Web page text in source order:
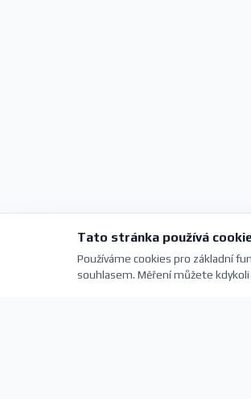
Tato stránka používá
Používáme cookies pro základní
souhlasem. Měření můžete